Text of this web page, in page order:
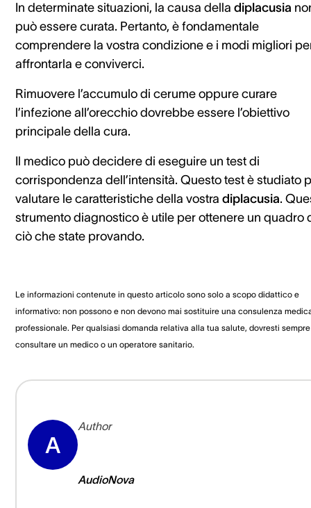
In determinate situazioni, la causa della diplacusia
può essere curata. Pertanto, è fondamentale
comprendere la vostra condizione e i modi migliori
affrontarla e conviverci.
Rimuovere l’accumulo di cerume oppure curare
l’infezione all’orecchio dovrebbe essere l’obiettivo
principale della cura.
Il medico può decidere di eseguire un test di
corrispondenza dell’intensità. Questo test è studiato
valutare le caratteristiche della vostra diplacusia.
strumento diagnostico è utile per ottenere un quadro
ciò che state provando.
Le informazioni contenute in questo articolo sono solo a scopo didattico e
informativo: non possono e non devono mai sostituire una consulenza
professionale. Per qualsiasi domanda relativa alla tua salute, dovresti sempre
consultare un medico o un operatore sanitario.
A
Author
AudioNova